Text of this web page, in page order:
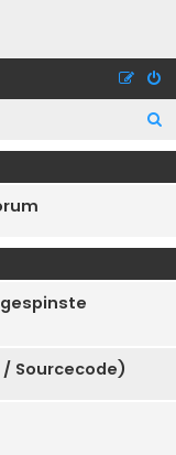
u
Sourcecode)